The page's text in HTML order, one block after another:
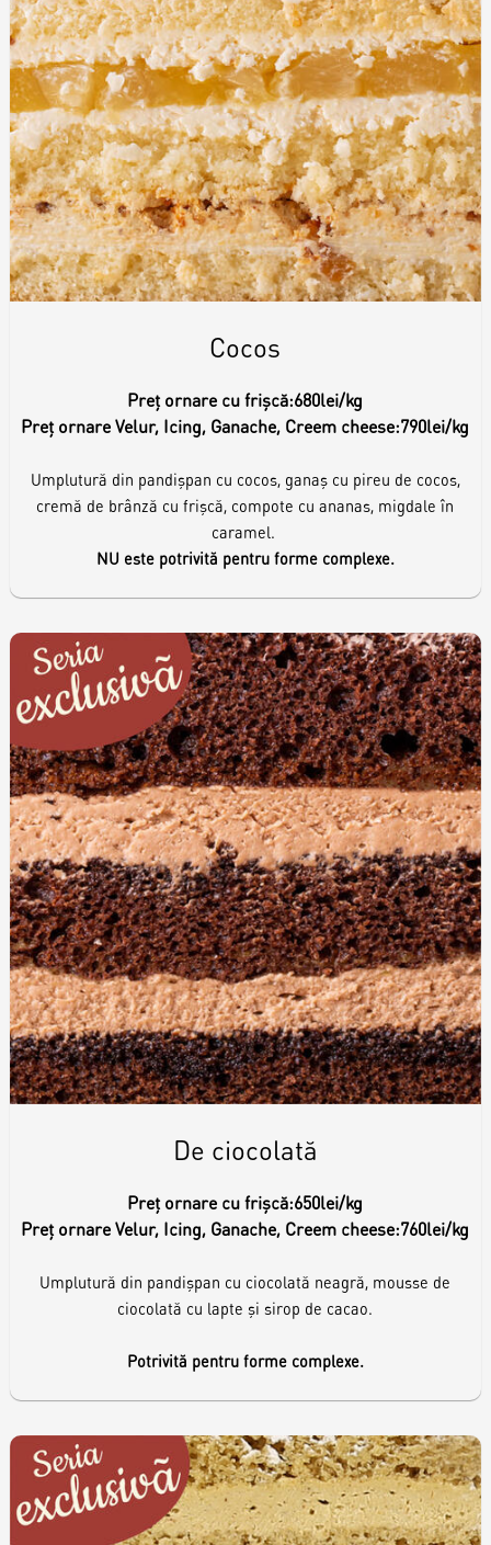
Cocos
Preț ornare cu frișcă:680lei/kg
Preț ornare Velur, Icing, Ganache, Creem cheese:790lei/kg
Umplutură din pandișpan cu cocos, ganaș cu pireu de cocos,
cremă de brânză cu frișcă, compote cu ananas, migdale în
caramel.
NU este potrivită pentru forme complexe.
De ciocolată
Preț ornare cu frișcă:650lei/kg
Preț ornare Velur, Icing, Ganache, Creem cheese:760lei/kg
Umplutură din pandișpan cu ciocolată neagră, mousse de
ciocolată cu lapte și sirop de cacao.
Potrivită pentru forme complexe.